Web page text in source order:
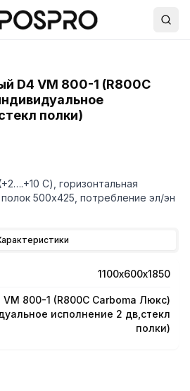
D4 VM 800-1 (R800C
полки)
С), горизонтальная
500х425, потребление эл/эн
1100х600х1850
VM 800-1 (R800C Сarboma Люкс)
исполнение 2 дв,стекл
полки)